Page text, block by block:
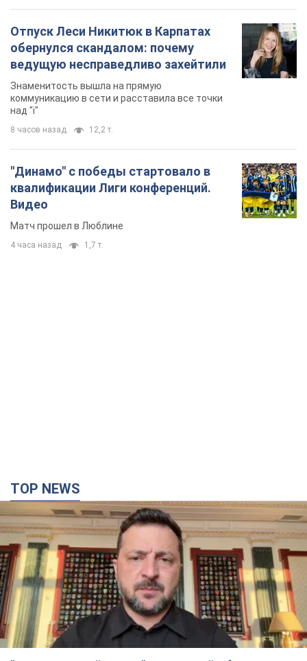
Отпуск Леси Никитюк в Карпатах
обернулся скандалом: почему
ведущую несправедливо захейтили
Знаменитость вышла на прямую
коммуникацию в сети и расставила все точки
над "i"
8 часов назад 12,2 т.
"Динамо" с победы стартовало в
квалификации Лиги конференций.
Видео
Матч прошел в Люблине
4 часа назад 1,7 т.
TOP NEWS